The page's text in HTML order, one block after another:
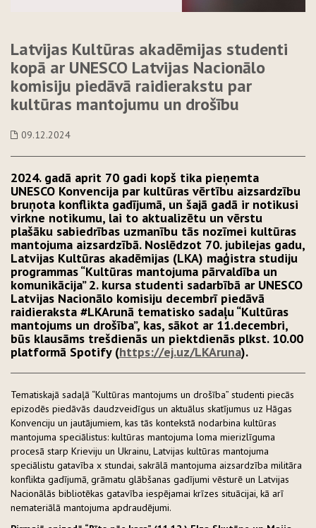
Latvijas Kultūras akadēmijas studenti
kopā ar UNESCO Latvijas Nacionālo
komisiju piedāvā raidierakstu par
kultūras mantojumu un drošību
09.12.2024
2024. gadā aprit 70 gadi kopš tika pieņemta
UNESCO Konvencija par kultūras vērtību aizsardzību
bruņota konflikta gadījumā, un šajā gadā ir notikusi
virkne notikumu, lai to aktualizētu un vērstu
plašāku sabiedrības uzmanību tās nozīmei kultūras
mantojuma aizsardzībā. Noslēdzot 70. jubilejas gadu,
Latvijas Kultūras akadēmijas (LKA) maģistra studiju
programmas “Kultūras mantojuma pārvaldība un
komunikācija” 2. kursa studenti sadarbībā ar UNESCO
Latvijas Nacionālo komisiju decembrī piedāvā
raidieraksta #LKArunā tematisko sadaļu “Kultūras
mantojums un drošība”, kas, sākot ar 11.decembri,
būs klausāms trešdienās un piektdienās plkst. 10.00
platformā Spotify (https://ej.uz/LKAruna).
Tematiskajā sadaļā “Kultūras mantojums un drošība” studenti piecās
epizodēs piedāvās daudzveidīgus un aktuālus skatījumus uz Hāgas
Konvenciju un jautājumiem, kas tās kontekstā nodarbina kultūras
mantojuma speciālistus: kultūras mantojuma loma mierizlīguma
procesā starp Krieviju un Ukrainu, Latvijas kultūras mantojuma
speciālistu gatavība x stundai, sakrālā mantojuma aizsardzība militāra
konflikta gadījumā, grāmatu glābšanas gadījumi vēsturē un Latvijas
Nacionālās bibliotēkas gatavība iespējamai krīzes situācijai, kā arī
nemateriālā mantojuma apdraudējumi.